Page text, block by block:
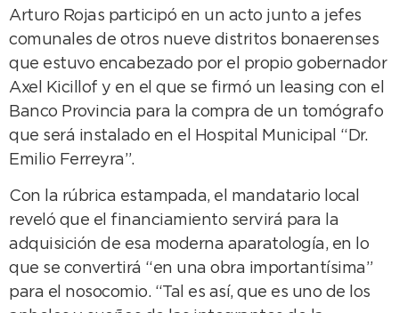
Arturo Rojas participó en un acto junto a jefes
comunales de otros nueve distritos bonaerenses
que estuvo encabezado por el propio gobernador
Axel Kicillof y en el que se firmó un leasing con el
Banco Provincia para la compra de un tomógrafo
que será instalado en el Hospital Municipal “Dr.
Emilio Ferreyra”.
Con la rúbrica estampada, el mandatario local
reveló que el financiamiento servirá para la
adquisición de esa moderna aparatología, en lo
que se convertirá “en una obra importantísima”
para el nosocomio. “Tal es así, que es uno de los